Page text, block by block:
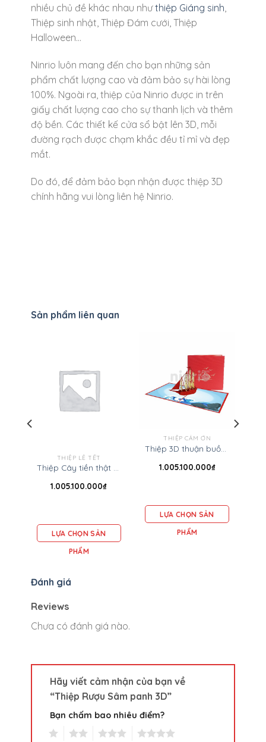
nhiều chủ đề khác nhau nhưthiệp Giáng sinh,
Thiệp sinh nhật, Thiệp Đám cưới, Thiệp
Halloween…
Ninrio luôn mang đến cho bạn những sản
phẩm chất lượng cao và đảm bảo sự hài lòng
100%. Ngoài ra, thiệp của Ninrio được in trên
giấy chất lượng cao cho sự thanh lịch và thêm
độ bền. Các thiết kế cửa sổ bật lên 3D, mỗi
đường rạch được chạm khắc đều tỉ mỉ và đẹp
mắt.
Do đó, để đảm bảo bạn nhận được thiệp 3D
chính hãng vui lòng liên hệ Ninrio.
Sản phẩm liên quan
THIỆP LỄ TẾT
1.005.100.000₫
LỰA CHỌN SẢN
PHẨM
THIỆP CẢM ƠN
Thiệp 3D thuận buồm xuôi gió – Thiệp các phương tiện giao thông
1.005.100.000₫
LỰA CHỌN SẢN
PHẨM
Đánh giá
Reviews
Chưa có đánh giá nào.
Hãy viết cảm nhận của bạn về
“Thiệp Rượu Sâm panh 3D”
Bạn chấm bao nhiêu điểm?